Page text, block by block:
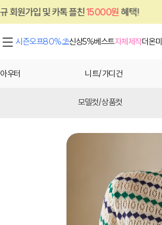
플친15000원혜택!
시즌오프80%⛱신상5%베스트자체제작더온미
아우터 니트/가디건
모델컷/상품컷